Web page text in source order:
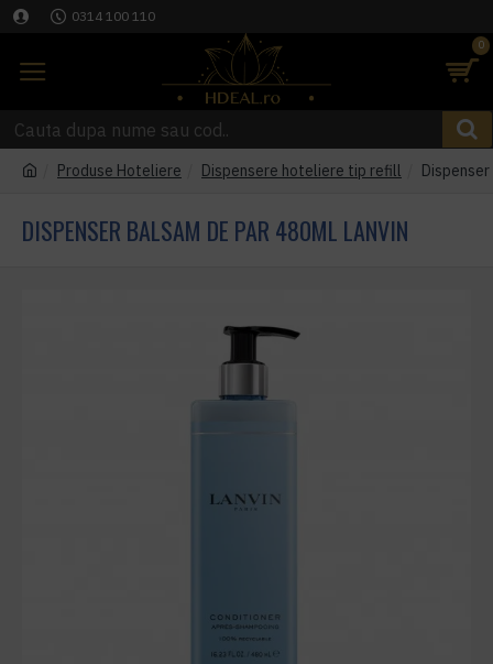
0314 100 110
0
Produse Hoteliere Dispensere hoteliere tip refill
DISPENSER BALSAM DE PAR 480ML LANVIN